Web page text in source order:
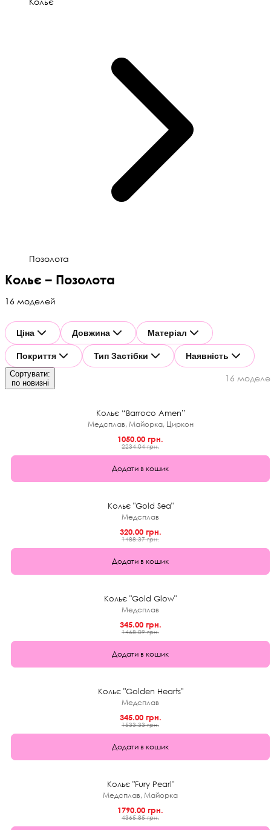
Позолота
Кольє – Позолота
16 моделей
Ціна Довжина Матеріал
Покриття Тип Застібки Наявність
Сортувати:
по новизні
16
Кольє “Barroco Amen”
Медсплав, Майорка, Циркон
1050.00 грн.
2234.04 грн.
Додати в кошик
Кольє "Gold Sea"
Медсплав
320.00 грн.
1488.37 грн.
Додати в кошик
Кольє "Gold Glow"
Медсплав
345.00 грн.
1468.09 грн.
Додати в кошик
Кольє "Golden Hearts"
Медсплав
345.00 грн.
1533.33 грн.
Додати в кошик
Кольє "Fury Pearl"
Медсплав, Майорка
1790.00 грн.
4365.85 грн.